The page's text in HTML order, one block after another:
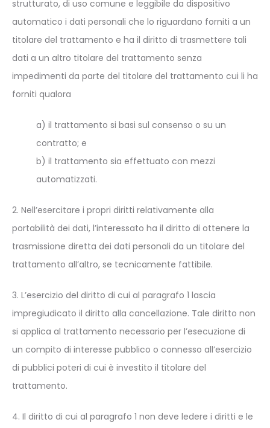
strutturato, di uso comune e leggibile da dispositivo
automatico i dati personali che lo riguardano forniti a un
titolare del trattamento e ha il diritto di trasmettere tali
dati a un altro titolare del trattamento senza
impedimenti da parte del titolare del trattamento cui li ha
forniti qualora
a) il trattamento si basi sul consenso o su un
contratto; e
b) il trattamento sia effettuato con mezzi
automatizzati.
2. Nell’esercitare i propri diritti relativamente alla
portabilità dei dati, l’interessato ha il diritto di ottenere la
trasmissione diretta dei dati personali da un titolare del
trattamento all’altro, se tecnicamente fattibile.
3. L’esercizio del diritto di cui al paragrafo 1 lascia
impregiudicato il diritto alla cancellazione. Tale diritto non
si applica al trattamento necessario per l’esecuzione di
un compito di interesse pubblico o connesso all’esercizio
di pubblici poteri di cui è investito il titolare del
trattamento.
4. Il diritto di cui al paragrafo 1 non deve ledere i diritti e le